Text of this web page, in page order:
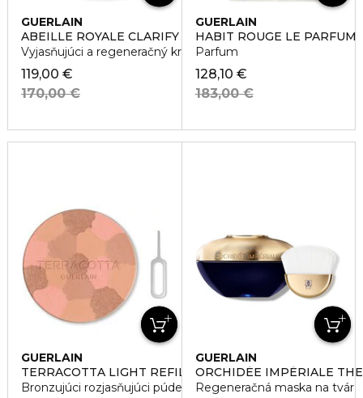
GUERLAIN
ABEILLE ROYALE CLARIFY & REPAIR CREAM
Vyjasňujúci a regeneračný krém
119,00 €
170,00 €
GUERLAIN
HABIT ROUGE LE PARFUM
Parfum
128,10 €
183,00 €
GUERLAIN
TERRACOTTA LIGHT REFILL
Bronzujúci rozjasňujúci púder. Náplň.
GUERLAIN
ORCHIDÉE IMPÉRIALE
Regeneračná maska na tvár